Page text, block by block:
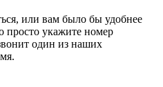
или вам было бы удобнее
просто укажите номер
один из наших